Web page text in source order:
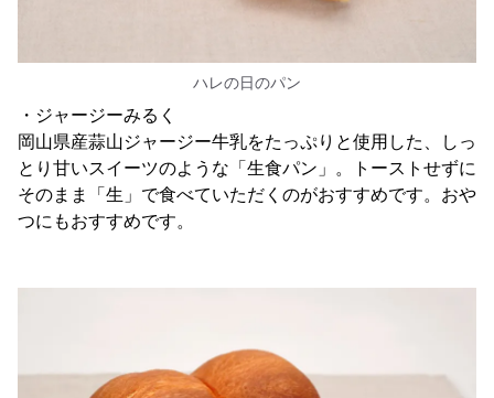
ハレの日のパン
・ジャージーみるく
岡山県産蒜山ジャージー牛乳をたっぷりと使用した、しっ
とり甘いスイーツのような「生食パン」。トーストせずに
そのまま「生」で食べていただくのがおすすめです。おや
つにもおすすめです。